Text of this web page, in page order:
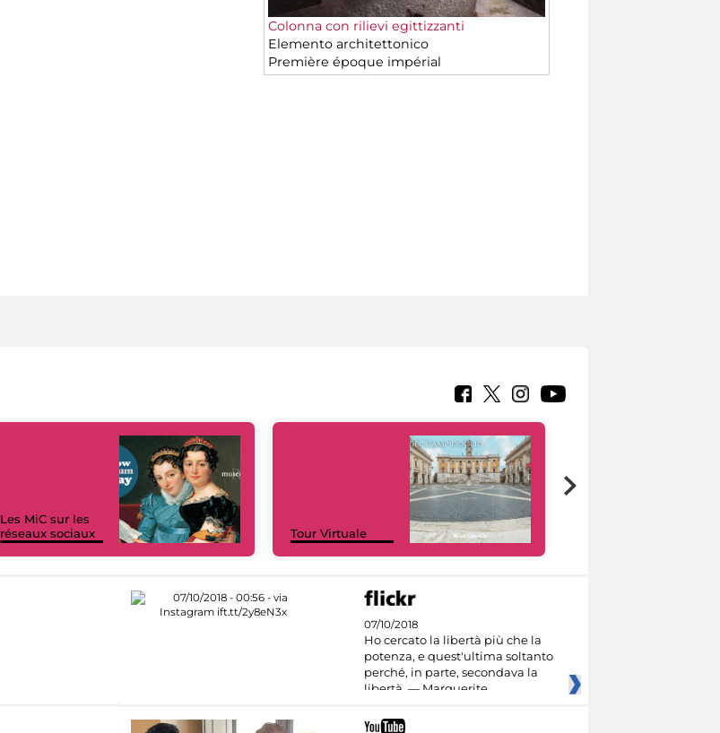
Colonna con rilievi egittizzanti
Elemento architettonico
Première époque impérial
Les MiC sur les
réseaux sociaux
Tour Virtuale
07/10/2018
Ho cercato la libertà più che la
potenza, e quest'ultima soltanto
perché, in parte, secondava la
libertà. — Marguerite